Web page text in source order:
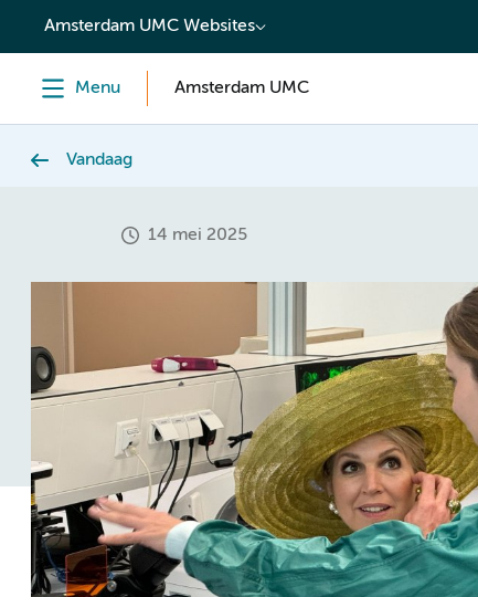
content
Amsterdam UMC Websites
Menu Amsterdam UMC
Vandaag
14 mei 2025